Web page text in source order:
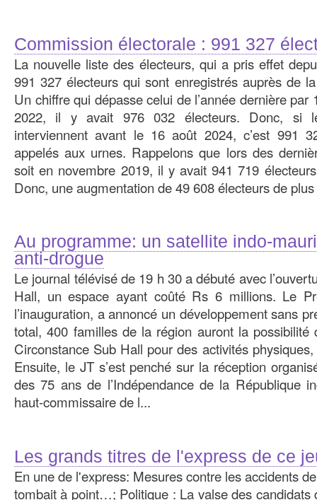
Commission électorale : 991 327
La nouvelle liste des électeurs, qui a pris effet
991 327 électeurs qui sont enregistrés auprès de
Un chiffre qui dépasse celui de l’année dernière par
2022, il y avait 976 032 électeurs. Donc, si
interviennent avant le 16 août 2024, c’est 991
appelés aux urnes. Rappelons que lors des
soit en novembre 2019, il y avait 941 719
Donc, une augmentation de 49 608 électeurs de
Au programme: un satellite indo-
anti-drogue
Le journal télévisé de 19 h 30 a débuté avec
Hall, un espace ayant coûté Rs 6 millions. Le
l’inauguration, a annoncé un développement sans
total, 400 familles de la région auront la possibilité
Circonstance Sub Hall pour des activités
Ensuite, le JT s’est penché sur la réception
des 75 ans de l’Indépendance de la République
haut-commissaire de l...
Les grands titres de l'express de ce
En une de l'express: Mesures contre les accidents
tombait à point…; Politique : La valse des candidats